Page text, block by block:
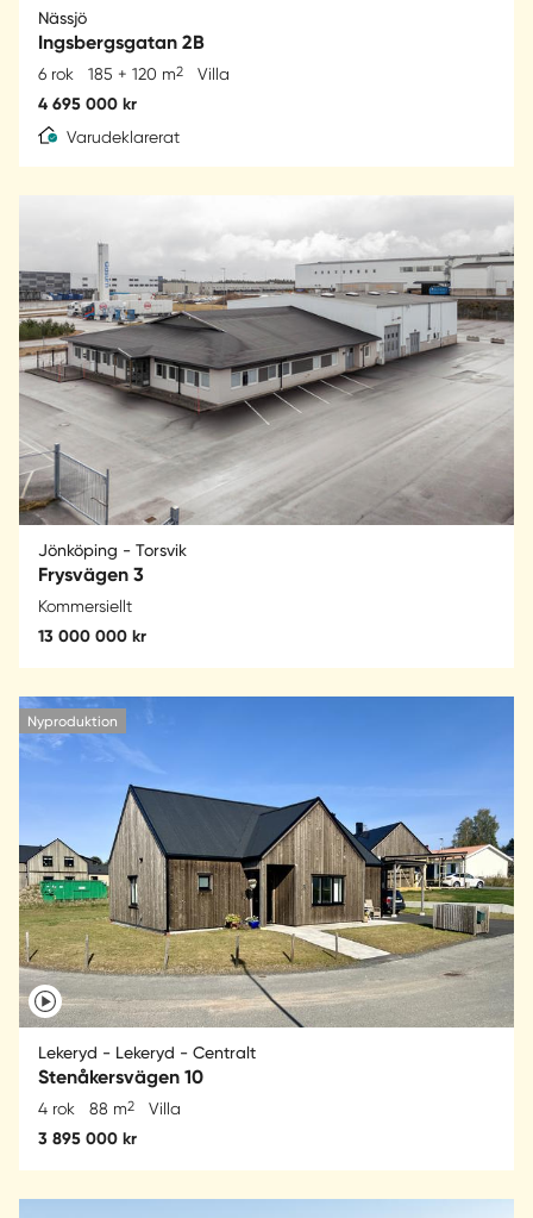
Nässjö
Ingsbergsgatan 2B
6 rok 185 + 120 m2 Villa
4 695 000 kr
Varudeklarerat
Jönköping - Torsvik
Frysvägen 3
Kommersiellt
13 000 000 kr
Nyproduktion
Lekeryd - Lekeryd - Centralt
Stenåkersvägen 10
4 rok 88 m2 Villa
3 895 000 kr